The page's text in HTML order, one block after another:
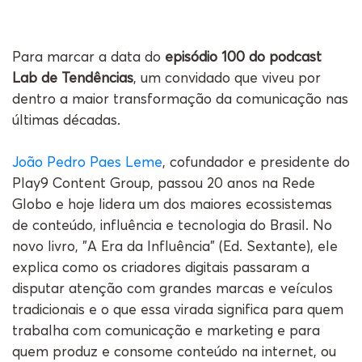
Para marcar a data do episódio 100 do podcast
Lab de Tendências, um convidado que viveu por
dentro a maior transformação da comunicação nas
últimas décadas.
João Pedro Paes Leme, cofundador e presidente do
Play9 Content Group, passou 20 anos na Rede
Globo e hoje lidera um dos maiores ecossistemas
de conteúdo, influência e tecnologia do Brasil. No
novo livro, "A Era da Influência" (Ed. Sextante), ele
explica como os criadores digitais passaram a
disputar atenção com grandes marcas e veículos
tradicionais e o que essa virada significa para quem
trabalha com comunicação e marketing e para
quem produz e consome conteúdo na internet, ou